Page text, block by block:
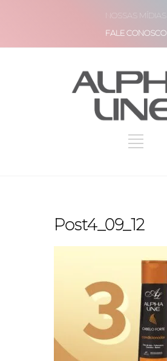
NOSSAS MÍDIAS
FALE CONOSCO
Post4_09_12